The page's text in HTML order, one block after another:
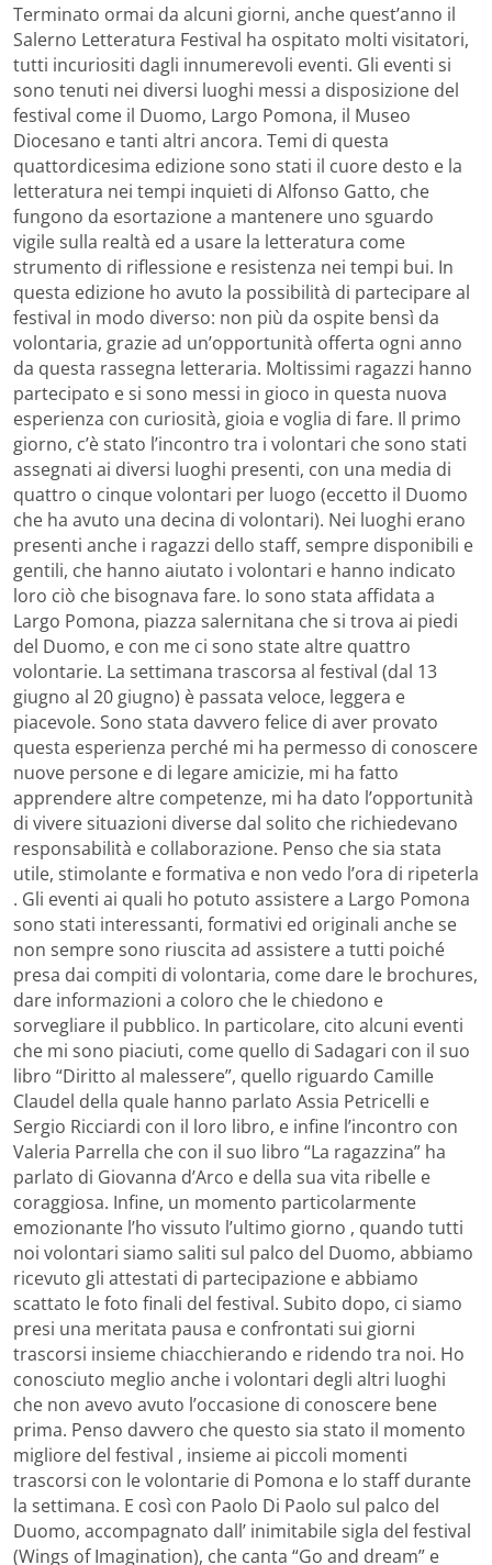
Terminato ormai da alcuni giorni, anche quest’anno il
Salerno Letteratura Festival ha ospitato molti visitatori,
tutti incuriositi dagli innumerevoli eventi. Gli eventi si
sono tenuti nei diversi luoghi messi a disposizione del
festival come il Duomo, Largo Pomona, il Museo
Diocesano e tanti altri ancora. Temi di questa
quattordicesima edizione sono stati il cuore desto e la
letteratura nei tempi inquieti di Alfonso Gatto, che
fungono da esortazione a mantenere uno sguardo
vigile sulla realtà ed a usare la letteratura come
strumento di riflessione e resistenza nei tempi bui. In
questa edizione ho avuto la possibilità di partecipare al
festival in modo diverso: non più da ospite bensì da
volontaria, grazie ad un’opportunità offerta ogni anno
da questa rassegna letteraria. Moltissimi ragazzi hanno
partecipato e si sono messi in gioco in questa nuova
esperienza con curiosità, gioia e voglia di fare. Il primo
giorno, c’è stato l’incontro tra i volontari che sono stati
assegnati ai diversi luoghi presenti, con una media di
quattro o cinque volontari per luogo (eccetto il Duomo
che ha avuto una decina di volontari). Nei luoghi erano
presenti anche i ragazzi dello staff, sempre disponibili e
gentili, che hanno aiutato i volontari e hanno indicato
loro ciò che bisognava fare. Io sono stata affidata a
Largo Pomona, piazza salernitana che si trova ai piedi
del Duomo, e con me ci sono state altre quattro
volontarie. La settimana trascorsa al festival (dal 13
giugno al 20 giugno) è passata veloce, leggera e
piacevole. Sono stata davvero felice di aver provato
questa esperienza perché mi ha permesso di conoscere
nuove persone e di legare amicizie, mi ha fatto
apprendere altre competenze, mi ha dato l’opportunità
di vivere situazioni diverse dal solito che richiedevano
responsabilità e collaborazione. Penso che sia stata
utile, stimolante e formativa e non vedo l’ora di ripeterla
. Gli eventi ai quali ho potuto assistere a Largo Pomona
sono stati interessanti, formativi ed originali anche se
non sempre sono riuscita ad assistere a tutti poiché
presa dai compiti di volontaria, come dare le brochures,
dare informazioni a coloro che le chiedono e
sorvegliare il pubblico. In particolare, cito alcuni eventi
che mi sono piaciuti, come quello di Sadagari con il suo
libro “Diritto al malessere”, quello riguardo Camille
Claudel della quale hanno parlato Assia Petricelli e
Sergio Ricciardi con il loro libro, e infine l’incontro con
Valeria Parrella che con il suo libro “La ragazzina” ha
parlato di Giovanna d’Arco e della sua vita ribelle e
coraggiosa. Infine, un momento particolarmente
emozionante l’ho vissuto l’ultimo giorno , quando tutti
noi volontari siamo saliti sul palco del Duomo, abbiamo
ricevuto gli attestati di partecipazione e abbiamo
scattato le foto finali del festival. Subito dopo, ci siamo
presi una meritata pausa e confrontati sui giorni
trascorsi insieme chiacchierando e ridendo tra noi. Ho
conosciuto meglio anche i volontari degli altri luoghi
che non avevo avuto l’occasione di conoscere bene
prima. Penso davvero che questo sia stato il momento
migliore del festival , insieme ai piccoli momenti
trascorsi con le volontarie di Pomona e lo staff durante
la settimana. E così con Paolo Di Paolo sul palco del
Duomo, accompagnato dall’ inimitabile sigla del festival
(Wings of Imagination), che canta “Go and dream” e